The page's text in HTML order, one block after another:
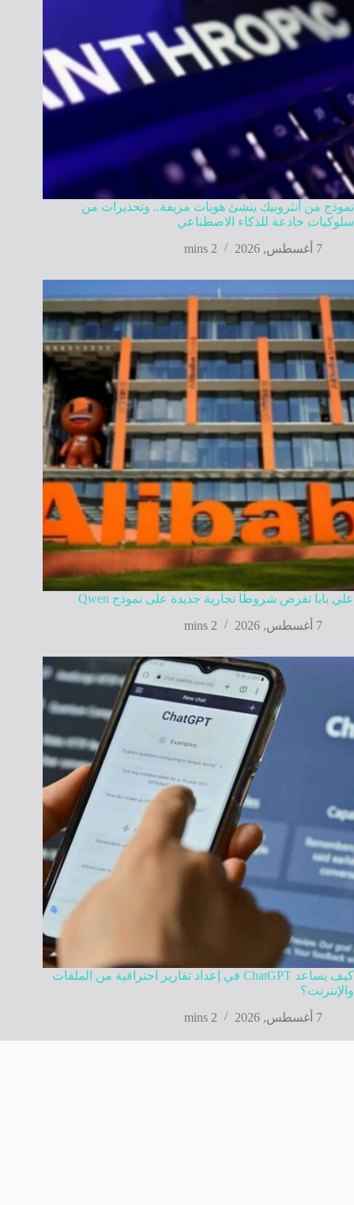
نموذج من أنثروبيك ينشئ هويات مزيفة.. وتحذيرات من
سلوكيات خادعة للذكاء الاصطناعي
7 أغسطس, 2026
2 mins
علي بابا تفرض شروطًا تجارية جديدة على نموذج Qwen
7 أغسطس, 2026
2 mins
كيف يساعد ChatGPT في إعداد تقارير احترافية من الملفات
والإنترنت؟
7 أغسطس, 2026
2 mins